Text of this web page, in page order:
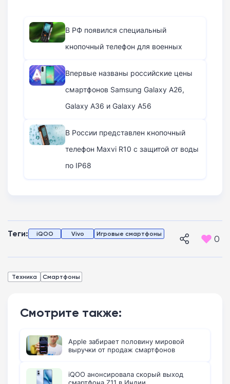
В РФ появился специальный
кнопочный телефон для военных
Впервые названы российские цены
смартфонов Samsung Galaxy A26,
Galaxy A36 и Galaxy A56
В России представлен кнопочный
телефон Maxvi R10 с защитой от воды
по IP68
Теги: iQOO Vivo Игровые смартфоны 0
Техника Смартфоны
Смотрите также:
Apple забирает половину мировой
выручки от продаж смартфонов
iQOO анонсировала скорый выход